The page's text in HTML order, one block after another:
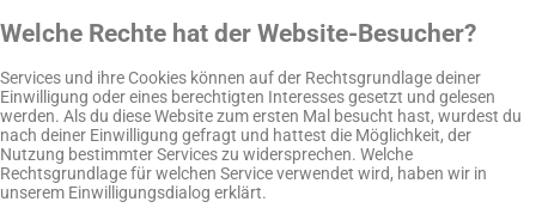
Welche Rechte hat der Website-Besucher?
Services und ihre Cookies können auf der Rechtsgrundlage deiner
Einwilligung oder eines berechtigten Interesses gesetzt und gelesen
werden. Als du diese Website zum ersten Mal besucht hast, wurdest du
nach deiner Einwilligung gefragt und hattest die Möglichkeit, der
Nutzung bestimmter Services zu widersprechen. Welche
Rechtsgrundlage für welchen Service verwendet wird, haben wir in
unserem Einwilligungsdialog erklärt.